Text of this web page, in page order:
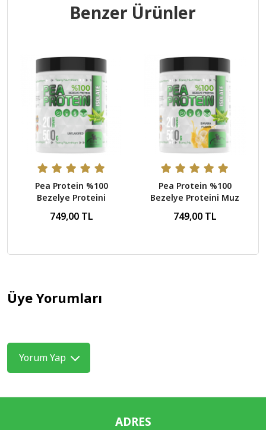
Benzer Ürünler
Pea Protein %100
Bezelye Proteini
Servis
749,00 TL
Pea Protein %100
Bezelye Proteini Muz
749,00 TL
Üye Yorumları
Yorum Yap
ADRES